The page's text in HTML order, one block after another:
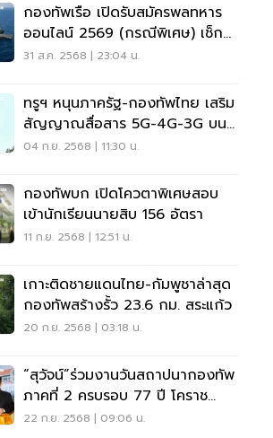
กองทัพเรือ เปิดรับสมัครพลทหาร
ออนไลน์ 2569 (กรณีพิเศษ) เช็กที่
นี่
31 ส.ค. 2568 | 23:04 น.
ทรูฯ หนุนภาครัฐ-กองทัพไทย เสริม
สัญญาณสื่อสาร 5G-4G-3G บนภู
มะเขือ
04 ก.ย. 2568 | 11:30 น.
กองทัพบก เปิดโควตาพิเศษสอบ
เข้านักเรียนนายสิบ 156 อัตรา
11 ก.ย. 2568 | 12:51 น.
เกาะติดชายแดนไทย-กัมพูชาล่าสุด
กองทัพสร้างรั้ว 23.6 กม. สระแก้ว
20 ก.ย. 2568 | 03:18 น.
“สุวัจน์”ร่วมงานวันสถาปนากองทัพ
ภาคที่ 2 ครบรอบ 77 ปี โคราช
คึกคัก
22 ก.ย. 2568 | 09:06 น.